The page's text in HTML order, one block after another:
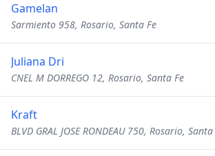
Gamelan
Sarmiento 958, Rosario, Santa Fe
Juliana Dri
CNEL M DORREGO 12, Rosario, Santa Fe
Kraft
BLVD GRAL JOSE RONDEAU 750, Rosario, Santa